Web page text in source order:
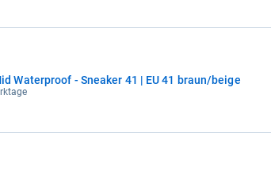
Waterproof - Sneaker 41 | EU 41 braun/beige